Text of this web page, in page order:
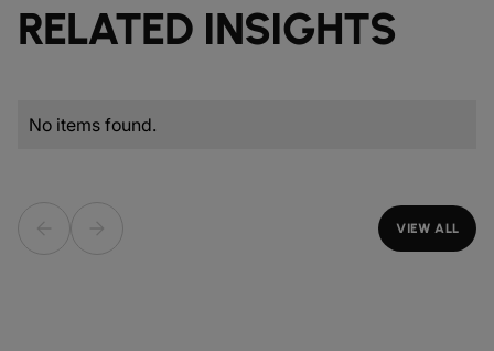
RELATED INSIGHTS
No items found.
VIEW ALL